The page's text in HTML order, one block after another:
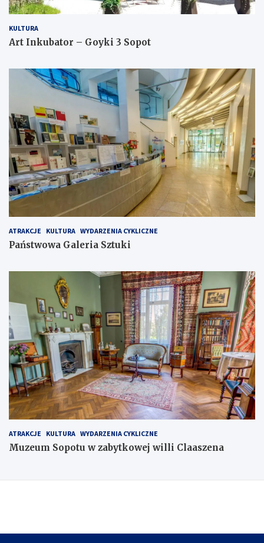
KULTURA
Art Inkubator – Goyki 3 Sopot
ATRAKCJE KULTURA WYDARZENIA CYKLICZNE
Państwowa Galeria Sztuki
ATRAKCJE KULTURA WYDARZENIA CYKLICZNE
Muzeum Sopotu w zabytkowej willi Claaszena